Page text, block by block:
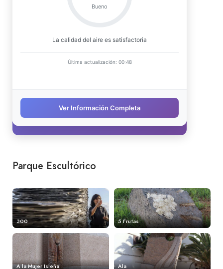
Parque Escultórico
300 5 Frutas
A la Mujer Isleña Ala